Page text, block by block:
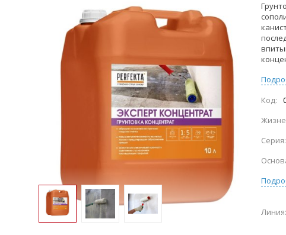
Код:
Серия:
Линия: